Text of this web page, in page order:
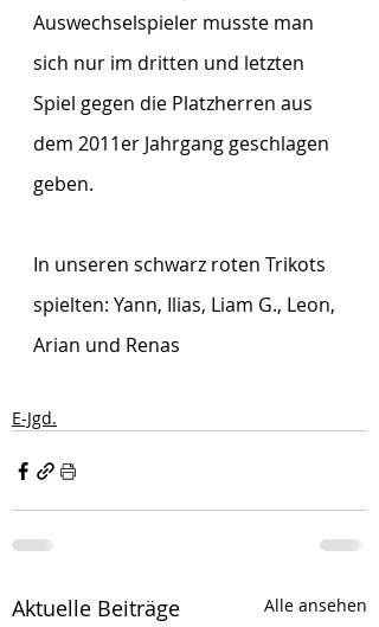
Auswechselspieler musste man
sich nur im dritten und letzten
Spiel gegen die Platzherren aus
dem 2011er Jahrgang geschlagen
geben.
In unseren schwarz roten Trikots
spielten: Yann, Ilias, Liam G., Leon,
Arian und Renas
E-Jgd.
Aktuelle Beiträge Alle ansehen